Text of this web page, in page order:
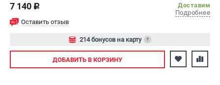
7 140 c
Доставим
Подробнее
Оставить отзыв
214 бонусов на карту ?
Авторизуйтесь
ДОБАВИТЬ В КОРЗИНУ